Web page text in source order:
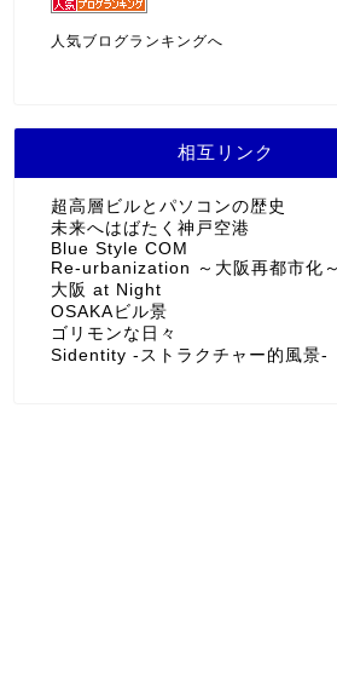
人気ブログランキングへ
相互リンク
超高層ビルとパソコンの歴史
未来へはばたく神戸空港
Blue Style COM
Re-urbanization ～大阪再都市化～
大阪 at Night
OSAKAビル景
ゴリモンな日々
Sidentity -ストラクチャー的風景-